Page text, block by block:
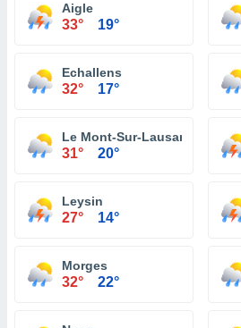
Aigle
33° 19°
Echallens
32° 17°
Le Mont-Sur-Lausanne
31° 20°
Leysin
27° 14°
Morges
32° 22°